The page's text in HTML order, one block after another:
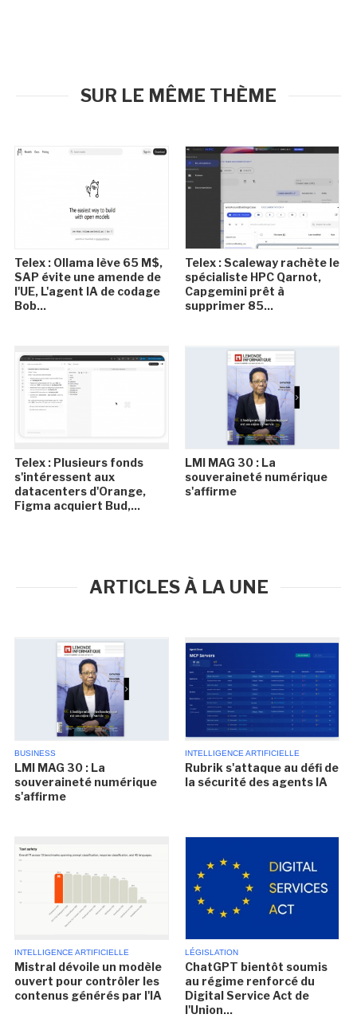
SUR LE MÊME THÈME
Telex : Ollama lève 65 M$,
SAP évite une amende de
l'UE, L'agent IA de codage
Bob...
Telex : Scaleway rachète le
spécialiste HPC Qarnot,
Capgemini prêt à
supprimer 85...
Telex : Plusieurs fonds
s'intéressent aux
datacenters d'Orange,
Figma acquiert Bud,...
LMI MAG 30 : La
souveraineté numérique
s'affirme
ARTICLES À LA UNE
BUSINESS
LMI MAG 30 : La
souveraineté numérique
s'affirme
INTELLIGENCE ARTIFICIELLE
Rubrik s'attaque au défi de
la sécurité des agents IA
INTELLIGENCE ARTIFICIELLE
Mistral dévoile un modèle
ouvert pour contrôler les
contenus générés par l'IA
LÉGISLATION
ChatGPT bientôt soumis
au régime renforcé du
Digital Service Act de
l'Union...